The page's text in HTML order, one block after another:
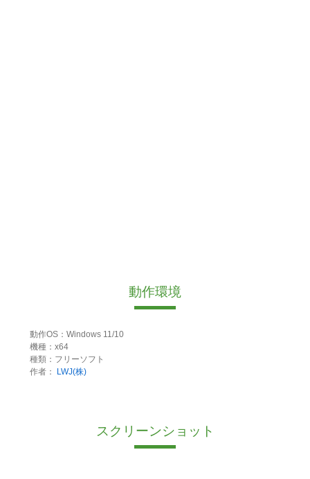
動作環境
動作OS：Windows 11/10
機種：x64
種類：フリーソフト
作者：
LWJ(株)
スクリーンショット